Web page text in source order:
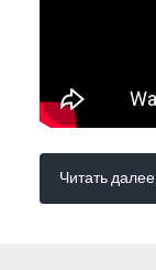
Читать далее